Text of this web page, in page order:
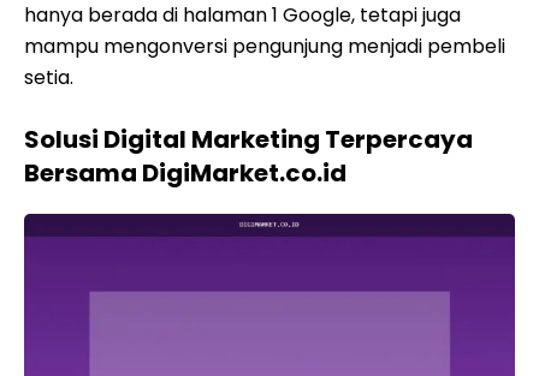
hanya berada di halaman 1 Google, tetapi juga
mampu mengonversi pengunjung menjadi pembeli
setia.
Solusi Digital Marketing Terpercaya
Bersama DigiMarket.co.id